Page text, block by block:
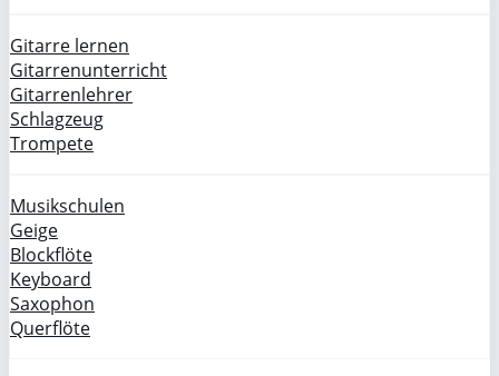
Gitarre lernen
Gitarrenunterricht
Gitarrenlehrer
Schlagzeug
Trompete
Musikschulen
Geige
Blockflöte
Keyboard
Saxophon
Querflöte